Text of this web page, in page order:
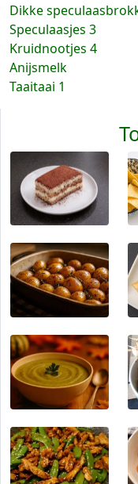
Dikke
Speculaasjes 3
Kruidnootjes 4
Anijsmelk
Taaitaai 1